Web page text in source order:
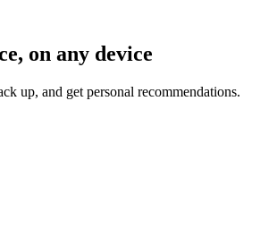
on any device
up, and get personal recommendations.